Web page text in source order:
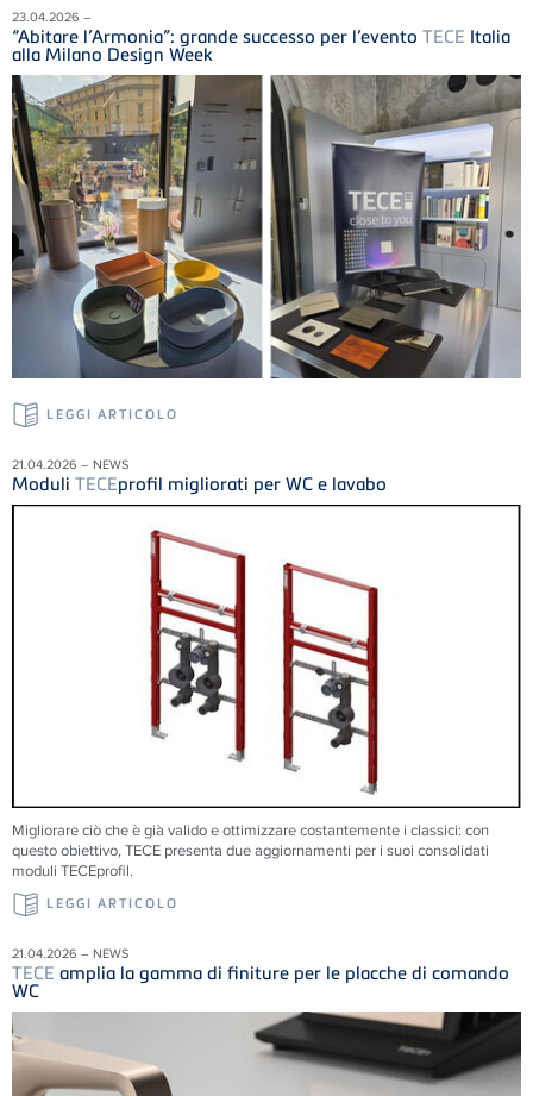
23.04.2026 –
“Abitare l’Armonia”: grande successo per l’evento TECE Italia
alla Milano Design Week
LEGGI ARTICOLO
21.04.2026 – NEWS
Moduli TECEprofil migliorati per WC e lavabo
Migliorare ciò che è già valido e ottimizzare costantemente i classici: con
questo obiettivo, TECE presenta due aggiornamenti per i suoi consolidati
moduli TECEprofil.
LEGGI ARTICOLO
21.04.2026 – NEWS
TECE amplia la gamma di finiture per le placche di comando
WC